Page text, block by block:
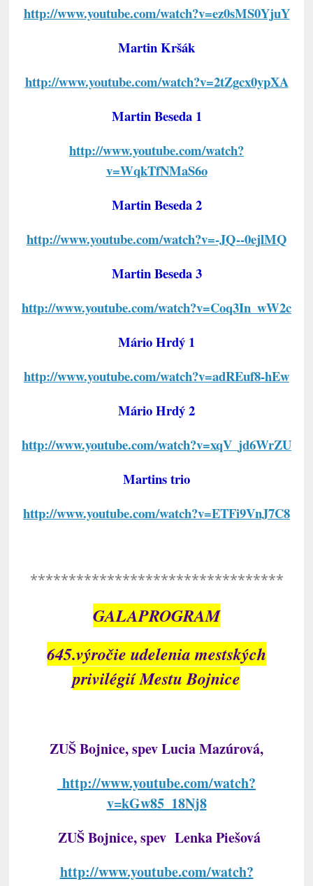
http://www.youtube.com/watch?v=ez0sMS0YjuY
Martin Kršák
http://www.youtube.com/watch?v=2tZgcx0ypXA
Martin Beseda 1
http://www.youtube.com/watch?
v=WqkTfNMaS6o
Martin Beseda 2
http://www.youtube.com/watch?v=-JQ--0ejlMQ
Martin Beseda 3
http://www.youtube.com/watch?v=Coq3In_wW2c
Mário Hrdý 1
http://www.youtube.com/watch?v=adREuf8-hEw
Mário Hrdý 2
http://www.youtube.com/watch?v=xqV_jd6WrZU
Martins trio
http://www.youtube.com/watch?v=ETFi9VnJ7C8
*********************************
GALAPROGRAM
645.výročie udelenia mestských
privilégií Mestu Bojnice
ZUŠ Bojnice, spev Lucia Mazúrová,
http://www.youtube.com/watch?
v=kGw85_18Nj8
ZUŠ Bojnice, spev Lenka Piešová
http://www.youtube.com/watch?